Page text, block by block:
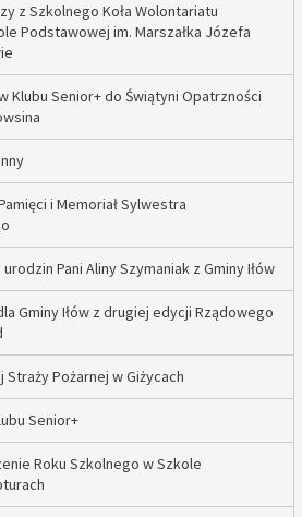
z Szkolnego Koła Wolontariatu
Podstawowej im. Marszałka Józefa
Klubu Senior+ do Świątyni Opatrzności
i Memoriał Sylwestra
Pani Aliny Szymaniak z Gminy Iłów
Gminy Iłów z drugiej edycji Rządowego
Pożarnej w Giżycach
Senior+
Roku Szkolnego w Szkole